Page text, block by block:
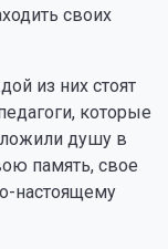
своих
из них стоят
которые
душу в
память, свое
настоящему